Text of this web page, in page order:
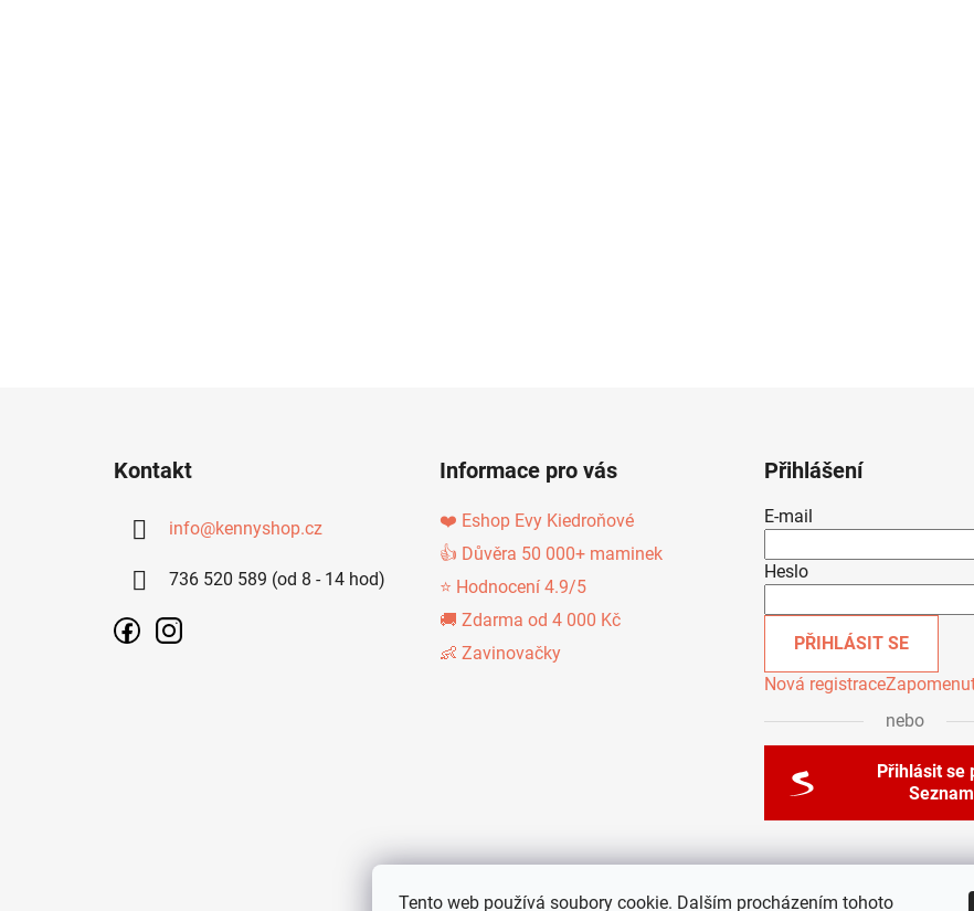
Tento web používá soubory cookie. Dalším procházením tohoto
Kontakt
info@kennyshop.cz
736 520 589 (od 8 - 14 hod)
Informace pro vás
❤️ Eshop Evy Kiedroňové
👍 Důvěra 50 000+ maminek
⭐ Hodnocení 4.9/5
🚚 Zdarma od 4 000 Kč
👶 Zavinovačky
Přihlášení
E-mail
Heslo
PŘIHLÁSIT SE
Nová registrace
nebo
Přihlásit se
Seznam